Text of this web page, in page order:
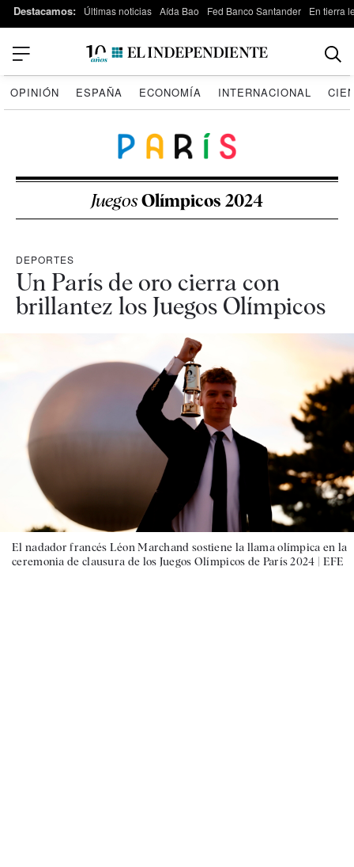
Destacamos: Últimas noticias Aída Bao Fed Banco Santander En tierra
OPINIÓN ESPAÑA ECONOMÍA INTERNACIONAL
JuegosOlímpicos 2024
DEPORTES
Un París de oro cierra con
brillantez los Juegos Olímpicos
El nadador francés Léon Marchand sostiene la llama olímpica en la
ceremonia de clausura de los Juegos Olímpicos de París 2024 | EFE